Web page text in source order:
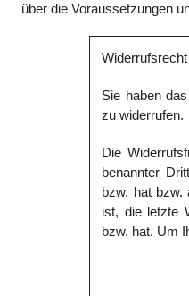
über die Voraussetzungen
Widerrufsrecht
Sie haben
zu widerrufen.
Die
benannter
bzw. hat bzw.
ist, die letzte
bzw. hat. Um